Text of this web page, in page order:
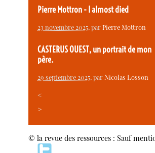
Pierre Mottron - I almost died
23 novembre 2025, parPierre Mottron
CASTERUS OUEST, un portrait de mon
père.
29 septembre 2025, parNicolas Losson
<
>
© la revue des ressources : Sauf